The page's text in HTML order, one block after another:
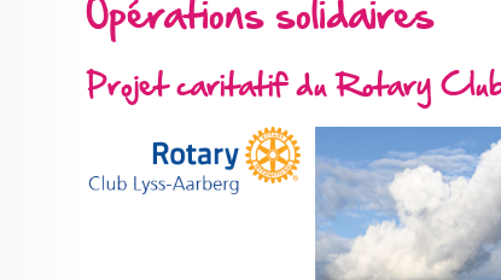
Opérations solidaires
Projet caritatif du Rotary